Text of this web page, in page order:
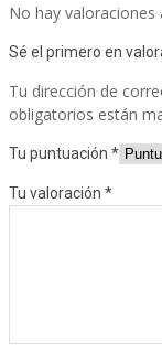
No hay valoraciones
Sé el primero en
Tu dirección de
obligatorios están
Tu puntuación *
Tu valoración *